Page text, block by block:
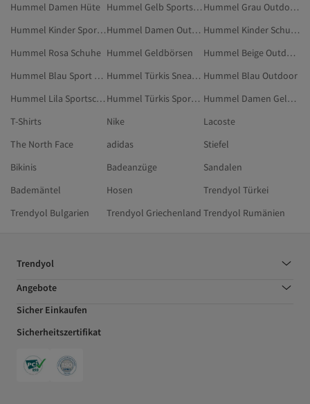
Hummel Damen Hüte
Hummel Gelb Sportschuhe
Hummel Grau Outdoor-Schuhe
Hummel Kinder Sportschuhe
Hummel Damen Outdoor-Schuhe
Hummel Kinder Schuhe
Hummel Rosa Schuhe Hummel Geldbörsen
Hummel Beige Outdoor-Schuhe
Hummel Blau Sport & Outdoors
Hummel Türkis Sneaker Hummel Blau Outdoor
Hummel Lila Sportschuhe
Hummel Türkis Sportschuhe
Hummel Damen Geldbörsen
T-Shirts
Nike
Lacoste
The North Face
adidas
Stiefel
Bikinis
Badeanzüge
Sandalen
Bademäntel
Hosen
Trendyol Türkei
Trendyol Bulgarien
Trendyol Griechenland Trendyol Rumänien
Trendyol
Angebote
Sicher Einkaufen
Sicherheitszertifikat